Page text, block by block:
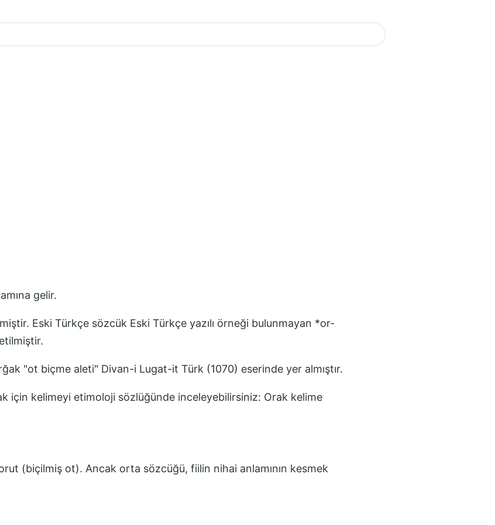
gelir.
Eski Türkçe sözcük Eski Türkçe yazılı örneği bulunmayan *or-
"ot biçme aleti" Divan-i Lugat-it Türk (1070) eserinde yer almıştır.
için kelimeyi etimoloji sözlüğünde inceleyebilirsiniz: Orak kelime
(biçilmiş ot). Ancak orta sözcüğü, fiilin nihai anlamının kesmek